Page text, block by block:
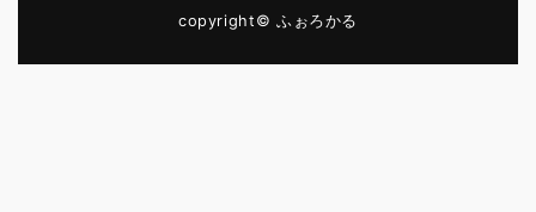
copyright© ふぉろかる